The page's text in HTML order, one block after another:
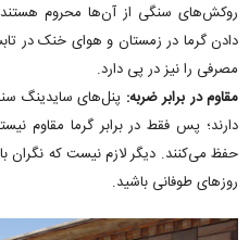
روکش‌های سنگی از آن‌ها محروم
دادن گرما در زمستان و هوای خنک در
مصرفی را نیز در پی دارد.
مقاوم در برابر ضربه: پنل‌های سایدینگ
دارند؛ پس فقط در برابر گرما مقاوم
حفظ می‌کنند. دیگر لازم نیست که نگران
روزهای طوفانی باشید.